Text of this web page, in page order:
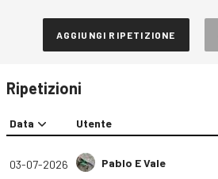
AGGIUNGI RIPETIZIONE
Ripetizioni
Data Utente
03-07-2026 Pablo E Vale